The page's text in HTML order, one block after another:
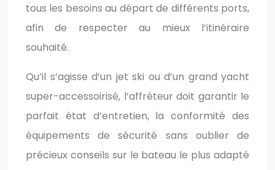
tous les besoins au départ de différents ports,
afin de respecter au mieux l’itinéraire
souhaité.
Qu’il s’agisse d’un jet ski ou d’un grand yacht
super-accessoirisé, l’affréteur doit garantir le
parfait état d’entretien, la conformité des
équipements de sécurité sans oublier de
précieux conseils sur le bateau le plus adapté